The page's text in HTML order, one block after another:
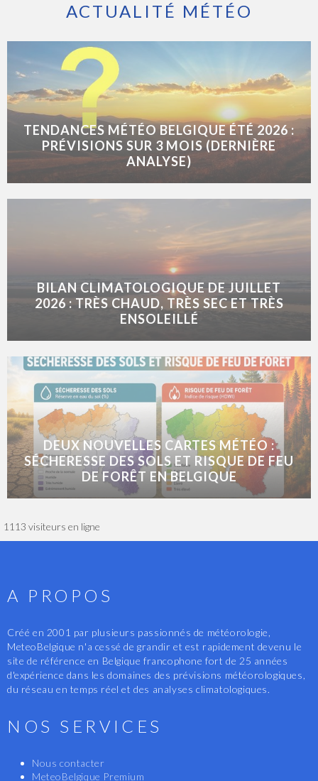
ACTUALITÉ MÉTÉO
TENDANCES MÉTÉO BELGIQUE ÉTÉ 2026 :
PRÉVISIONS SUR 3 MOIS (DERNIÈRE
ANALYSE)
BILAN CLIMATOLOGIQUE DE JUILLET
2026 : TRÈS CHAUD, TRÈS SEC ET TRÈS
ENSOLEILLÉ
DEUX NOUVELLES CARTES MÉTÉO :
SÉCHERESSE DES SOLS ET RISQUE DE FEU
DE FORÊT EN BELGIQUE
1113 visiteurs en ligne
A PROPOS
Créé en 2001 par plusieurs passionnés de météorologie,
MeteoBelgique n'a cessé de grandir et est rapidement devenu le
site de référence en Belgique francophone fort de 25 années
d'expérience dans les domaines des prévisions météorologiques,
du réseau en temps réel et des analyses climatologiques.
NOS SERVICES
Nous contacter
MeteoBelgique Premium